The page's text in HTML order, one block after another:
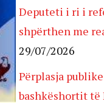
Deputeti i ri i
shpërthen me
29/07/2026
Përplasja
bashkëshortit